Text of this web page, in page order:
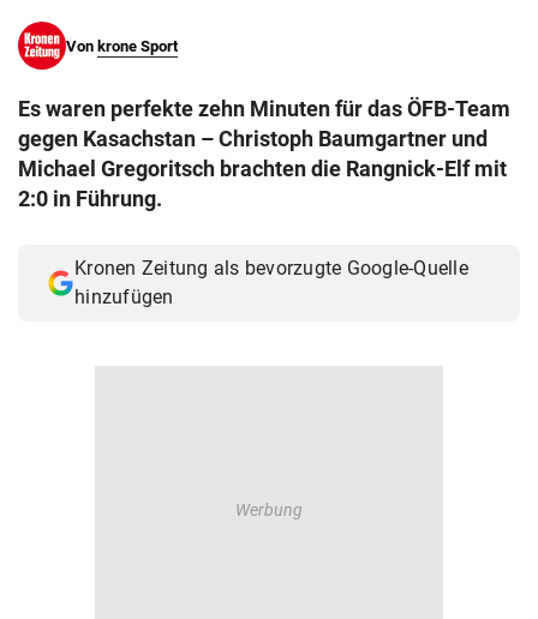
Von krone Sport
Es waren perfekte zehn Minuten für das ÖFB-Team
gegen Kasachstan – Christoph Baumgartner und
Michael Gregoritsch brachten die Rangnick-Elf mit
2:0 in Führung.
Kronen Zeitung als bevorzugte Google-Quelle
hinzufügen